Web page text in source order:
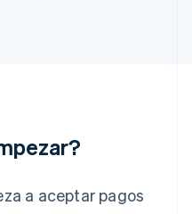
a aceptar pagos